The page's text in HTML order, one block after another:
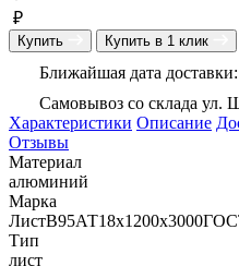
₽
Купить Купить в 1 клик
Ближайшая дата
Самовывоз со склада ул.
Характеристики Описание
Отзывы
Материал
алюминий
Марка
Тип
лист